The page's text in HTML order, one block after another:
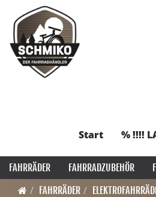
Start % !!!!
FAHRRÄDER FAHRRADZUBEHÖR
FAHRRÄDER